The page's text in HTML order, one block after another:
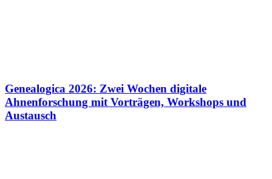
Genealogica 2026: Zwei Wochen digitale
Ahnenforschung mit Vorträgen, Workshops und
Austausch